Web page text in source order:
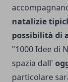
natalizie
possibilità di
"1000 Idee di
spazia dall'
particolare